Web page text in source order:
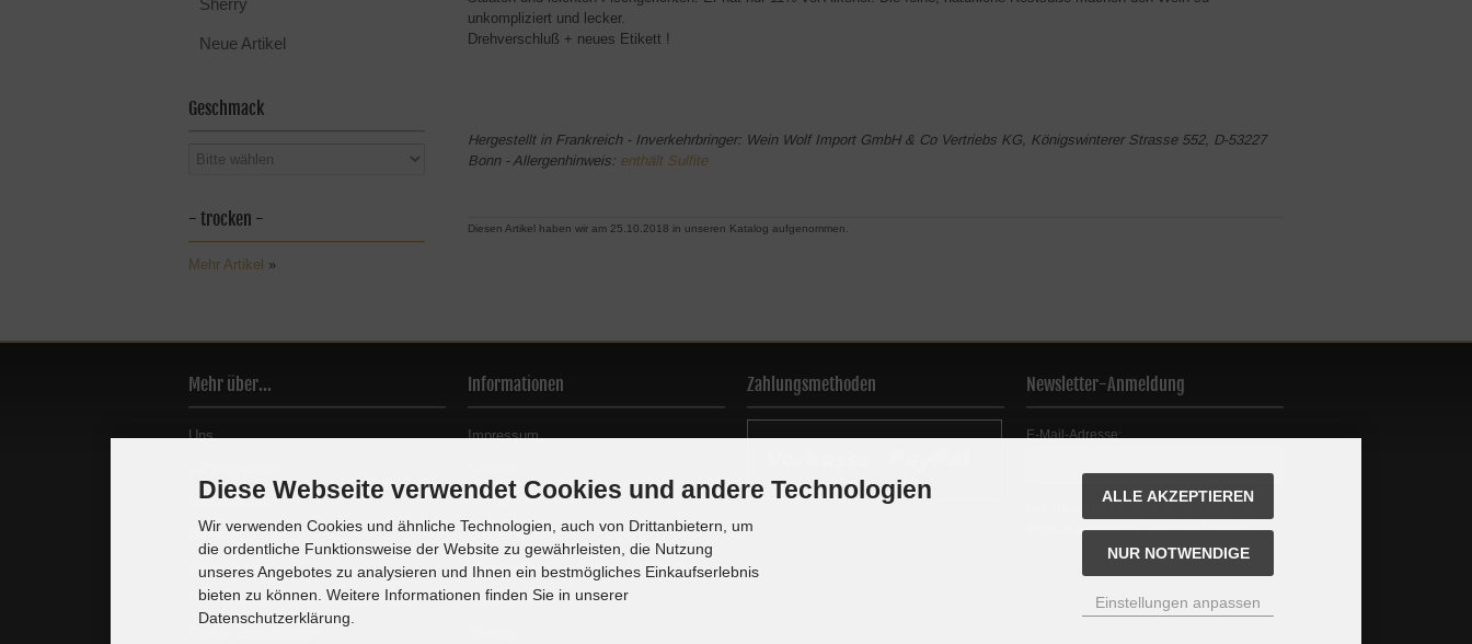
Sherry
Neue Artikel
Geschmack
- trocken -
Mehr Artikel »
unkompliziert und lecker.
Drehverschluß + neues Etikett !
Hergestellt in Frankreich - Inverkehrbringer: Wein Wolf Import GmbH & Co Vertriebs KG, Königswinterer Strasse 552, D-53227
Bonn - Allergenhinweis: enthält Sulfite
Diesen Artikel haben wir am 25.10.2018 in unseren Katalog aufgenommen.
Mehr über...
Uns
Versandkosten
Lieferzeit
Präsentservice
Öffnungszeiten unseres Ladenlokals
Informationen
Impressum
Vertrag widerrufen
Unsere AGB
Widerrufsrecht & Widerrufsformular
Datenschutz
Zahlungsmethoden Newsletter-Anmeldung
E-Mail-Adresse:
Ihrem Kundenkonto abbestellt werden.
Diese Webseite verwendet Cookies und andere Technologien
Wir verwenden Cookies und ähnliche Technologien, auch von Drittanbietern, um
die ordentliche Funktionsweise der Website zu gewährleisten, die Nutzung
unseres Angebotes zu analysieren und Ihnen ein bestmögliches Einkaufserlebnis
bieten zu können. Weitere Informationen finden Sie in unserer
Datenschutzerklärung.
ALLE AKZEPTIEREN
NUR NOTWENDIGE
Einstellungen anpassen